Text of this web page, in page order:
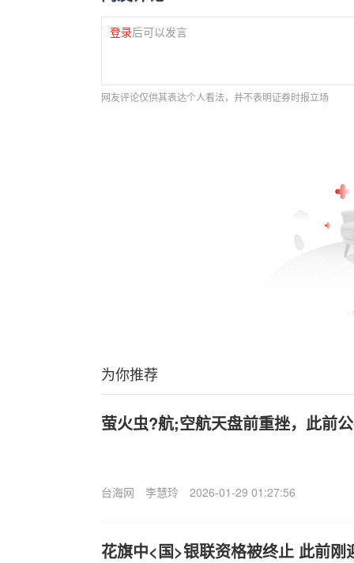
登录后可以发言
网友评论仅供其表达个人看法，并不表明证券时报立场
为你推荐
萤火虫?航;空航天盘前重挫，此前
台海网 李慧玲 2026-01-29 01:27:56
花旗中<国>银联资格被终止 此前刚